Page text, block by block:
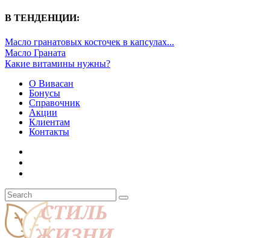
В ТЕНДЕНЦИИ:
Масло гранатовых косточек в капсулах...
Масло Граната
Какие витамины нужны?
О Вивасан
Бонусы
Справочник
Акции
Клиентам
Контакты